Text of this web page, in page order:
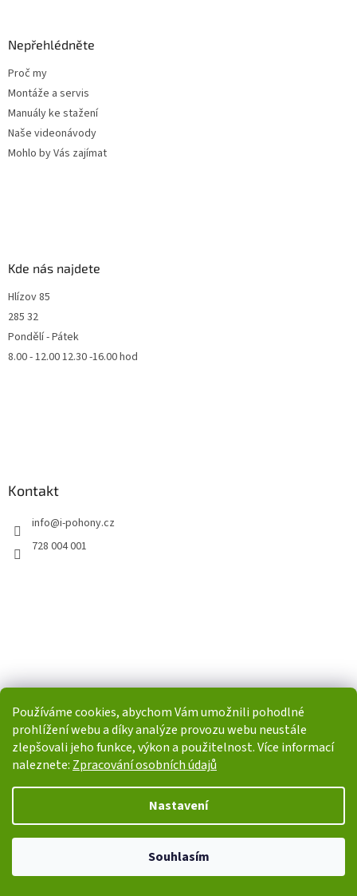
Používáme cookies, abychom Vám umožnili pohodlné
prohlížení webu a díky analýze provozu webu neustále
zlepšovali jeho funkce, výkon a použitelnost. Více informací
naleznete: Zpracování osobních údajů
Nastavení
Souhlasím
Nepřehlédněte
Proč my
Montáže a servis
Manuály ke stažení
Naše videonávody
Mohlo by Vás zajímat
Kde nás najdete
Hlízov 85
285 32
Pondělí - Pátek
8.00 - 12.00 12.30 -16.00 hod
Kontakt
info@i-pohony.cz
728 004 001
Vytvořil Shoptet